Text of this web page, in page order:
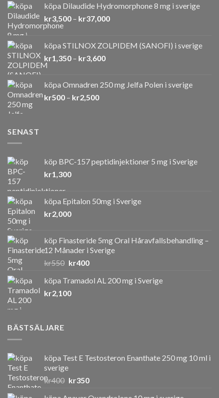
köpa Dilaudide Hydromorphone 8 mg i sverige
kr3,500 – kr37,000Prisintervall:
kr37,000
köpa STILNOX ZOLPIDEM (SANOFI) i sverige
kr1,350 – kr3,600Prisintervall:
kr3,600
köpa Omnadren 250 mg Jelfa Polen i sverige
kr500 – kr2,500Prisintervall:
SENAST
köp BPC-157 peptidinjektioner 5 mg i Sverige
kr1,300
köpa Epitalon 50mg i Sverige
kr2,000
köp Finasteride 5mg Oral Håravfallsbehandling –
12 Månader i Sverige
kr550 Det
priset
var:
kr400Det
priset
köpa Tramadol AL 200 mg i Sverige
kr2,100
BÄSTSÄLJARE
köpa Test E Testosteron Enanthate 250 mg 10 ml i
sverige
kr400 Det
kr350Det